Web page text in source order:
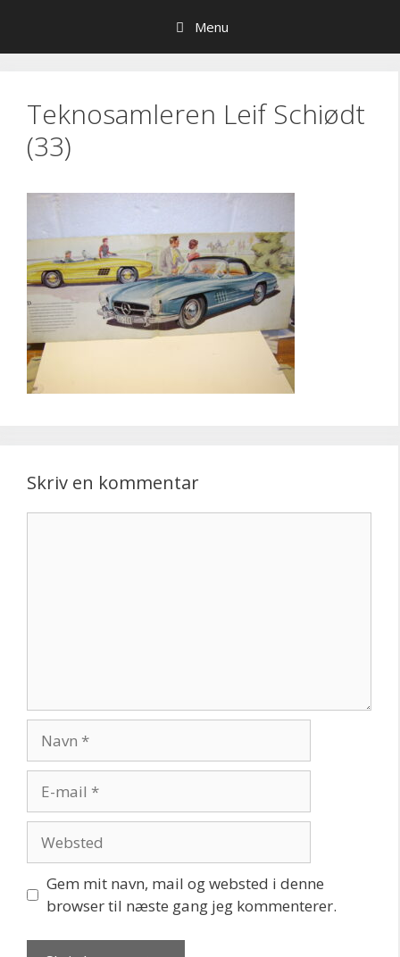
indhold
Menu
Teknosamleren Leif Schiødt
(33)
Skriv en kommentar
mail
Gem mit navn, mail og websted i denne
browser til næste gang jeg kommenterer.